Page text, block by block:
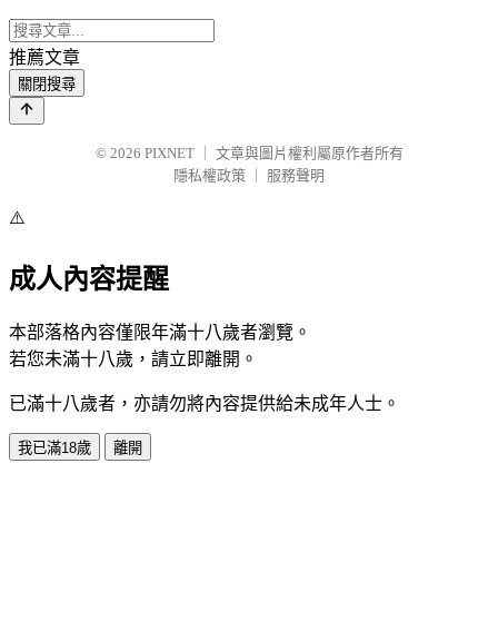
推薦文章
關閉搜尋
© 2026 PIXNET
文章與圖片權利屬原作者所有
隱私權政策
服務聲明
⚠️
成人內容提醒
本部落格內容僅限年滿十八歲者瀏覽。
若您未滿十八歲，請立即離開。
已滿十八歲者，亦請勿將內容提供給未成年人士。
我已滿18歲 離開